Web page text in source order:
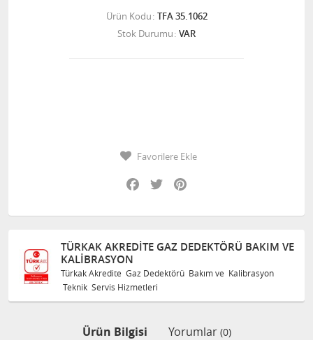
Ürün Kodu TFA 35.1062
Stok Durumu VAR
Favorilere Ekle
Facebook
Twitter
TÜRKAK AKREDITE GAZ DEDEKTÖRÜ BAKIM VE
KALIBRASYON
Türkak Akredite Gaz Dedektörü Bakım ve Kalibrasyon
Teknik Servis Hizmetleri
Ürün Bilgisi Yorumlar (0)